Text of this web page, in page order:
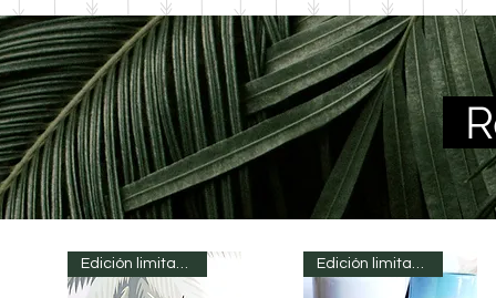
Edición limitada Edición limitada